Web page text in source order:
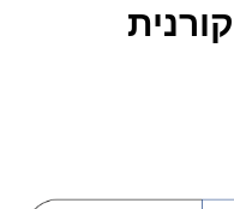
קורנית